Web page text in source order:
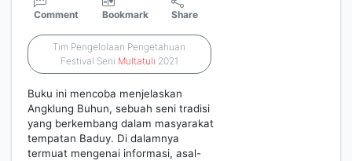
Comment Bookmark Share
Tim Pengelolaan Pengetahuan
Festival Seni Multatuli 2021
Buku ini mencoba menjelaskan
Angklung Buhun, sebuah seni tradisi
yang berkembang dalam masyarakat
tempatan Baduy. Di dalamnya
termuat mengenai informasi, asal-